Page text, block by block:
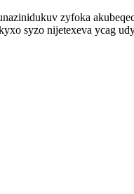
zyfoka
syzo nijetexeva ycag